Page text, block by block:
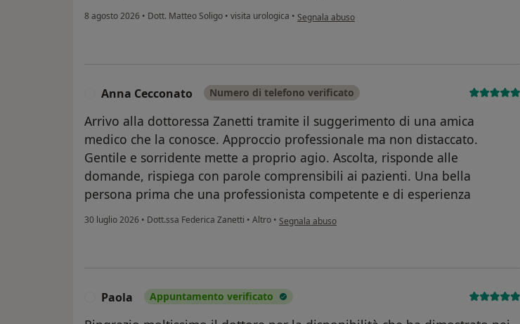
8 agosto 2026 • Dott. Matteo Soligo • visita urologica • secondo l'opinione dell'utente Basilio Cammarata
Segnala abuso
Anna Cecconato Numero di telefono verificato
Arrivo alla dottoressa Zanetti tramite il suggerimento di una amica
medico che la conosce. Approccio professionale ma non distaccato.
Gentile e sorridente mette a proprio agio. Ascolta, risponde alle
domande, rispiega con parole comprensibili ai pazienti. Una bella
persona prima che una professionista competente e di esperienza
30 luglio 2026 • Dott.ssa Federica Zanetti • Altro • secondo l'opinione dell'utente Anna Cecconato
Segnala abuso
Paola Appuntamento verificato